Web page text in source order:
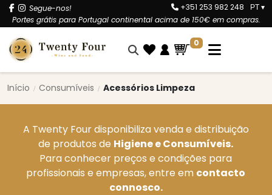
Segue-nos!
Portes grátis para Portugal continental acima de 150€ em compras.
+351 253 982 248 PT ▾
0
Início Consumíveis Acessórios Limpeza
A Twenty Four disponibiliza venda e distribuição
de produtos de Higiene e Consumíveis.
Para conhecer preços e condições para
profissionais e empresas, entre em contacto
connosco.